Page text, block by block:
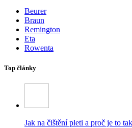
Beurer
Braun
Remington
Eta
Rowenta
Top články
Jak na čištění pleti a proč je to